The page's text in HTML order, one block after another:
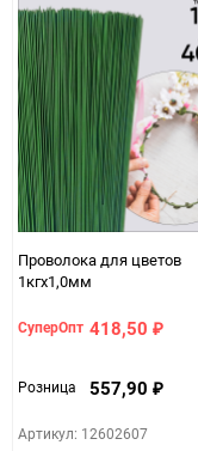
Проволока для цветов
1кгx1,0мм
СуперОпт 418,50 ₽
Розница 557,90 ₽
Артикул: 12602607